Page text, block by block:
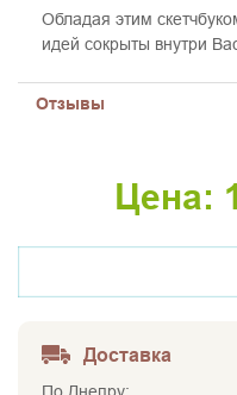
Обладая этим
идей сокрыты внутри
Отзывы
Цена:
Доставка
По Днепру: